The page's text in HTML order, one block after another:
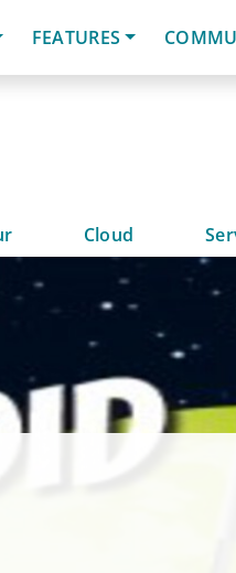
FEATURES
Cloud